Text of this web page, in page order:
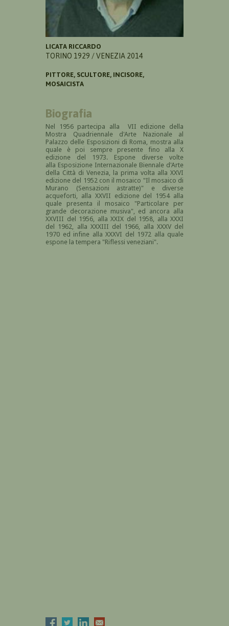
LICATA RICCARDO
TORINO 1929 / VENEZIA 2014
PITTORE, SCULTORE, INCISORE,
MOSAICISTA
Biografia
Nel 1956partecipa alla VII edizione della
Mostra Quadriennale d'Arte Nazionale al
Palazzo delle Esposizioni di Roma, mostra alla
quale è poi sempre presente fino alla X
edizione del 1973. Espone diverse volte
alla Esposizione Internazionale Biennale d'Arte
della Città di Venezia, la prima volta alla XXVI
edizione del 1952 con il mosaico "Il mosaico di
Murano (Sensazioni astratte)" e diverse
acqueforti, alla XXVII edizione del 1954 alla
quale presenta il mosaico "Particolare per
grande decorazione musiva", ed ancora alla
XXVIII del 1956, alla XXIX del 1958, alla XXXI
del 1962, alla XXXIII del 1966, alla XXXV del
1970 ed infine alla XXXVI del 1972 alla quale
espone la tempera "Riflessi veneziani".